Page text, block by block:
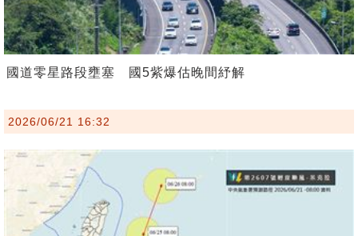
國道零星路段壅塞 國5紫爆估晚間紓解
2026/06/21 16:32